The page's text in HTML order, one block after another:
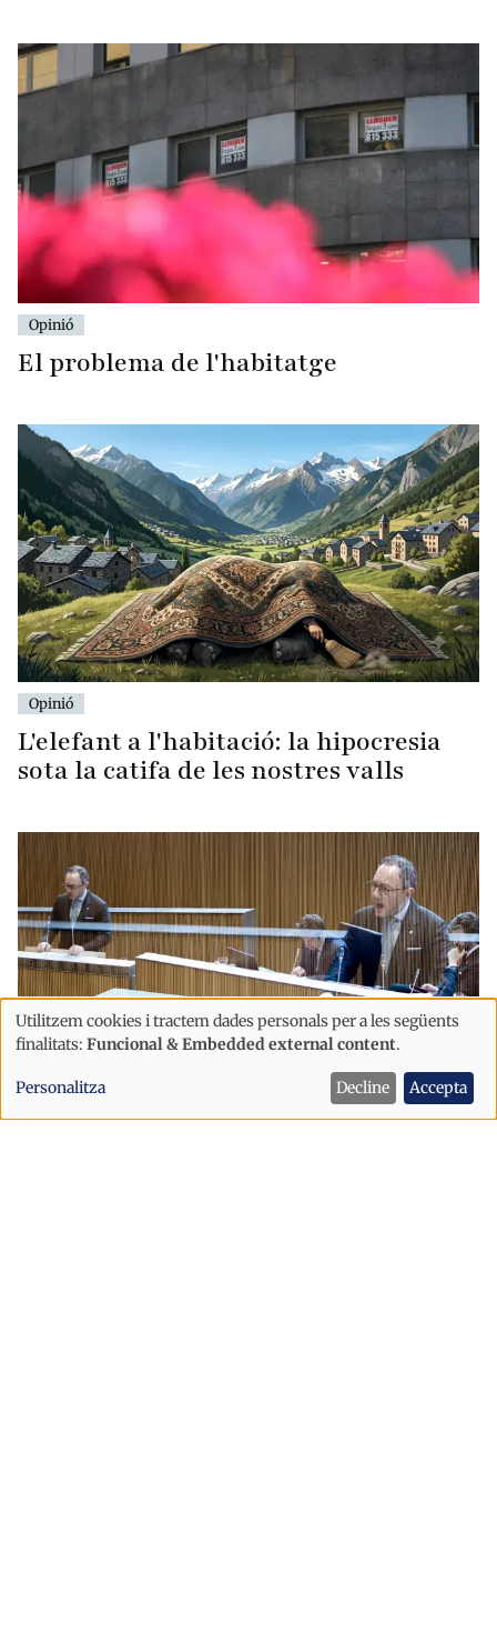
Opinió
El problema de l'habitatge
Opinió
L'elefant a l'habitació: la hipocresia
sota la catifa de les nostres valls
Ús
de
dades
Utilitzem cookies i tractem dades personals per a les següents
finalitats: Funcional & Embedded external content.
Personalitza Decline Accepta